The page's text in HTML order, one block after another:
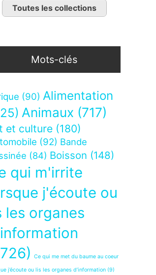
Toutes les collections
Mots-clés
(90) Alimentation
Animaux (717)
et culture (180)
(92) Bande
(84) Boisson (148)
qui m'irrite
j'écoute ou
les organes
Ce qui me met du baume au coeur
j’écoute ou lis les organes d’information (9)